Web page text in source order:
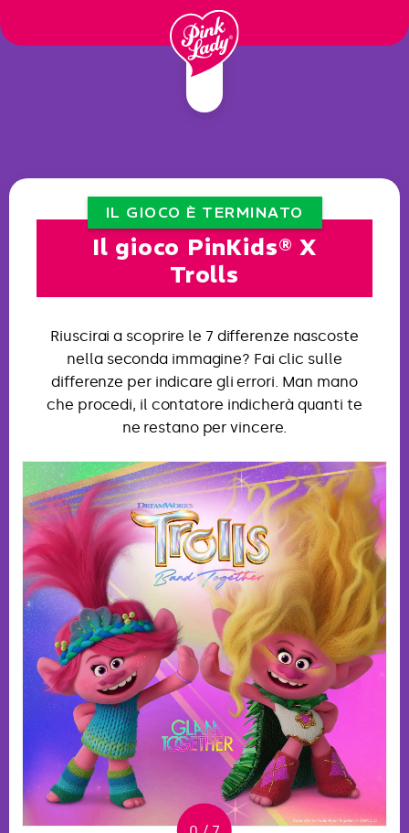
contenuto
IL GIOCO È TERMINATO
Il gioco PinKids® X
Trolls
Riuscirai a scoprire le 7 differenze nascoste
nella seconda immagine? Fai clic sulle
differenze per indicare gli errori. Man mano
che procedi, il contatore indicherà quanti te
ne restano per vincere.